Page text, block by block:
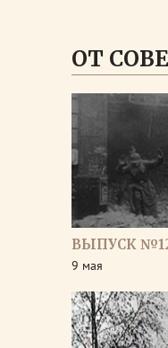
ОТ
ВЫПУСК
9 мая